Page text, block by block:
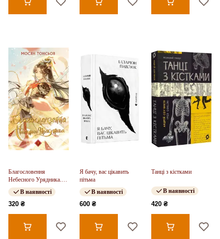
Благословення
Небесного Урядника.
Том 2
В наявності
320 ₴
Я бачу, вас цікавить
пітьма
В наявності
600 ₴
Танці з кістками
В наявності
420 ₴